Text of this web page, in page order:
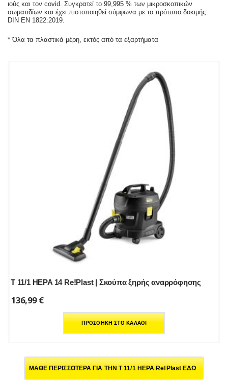
ιούς και τον covid. Συγκρατεί το 99,995 % των μικροσκοπικών
σωματιδίων και έχει πιστοποιηθεί σύμφωνα με το πρότυπο δοκιμής
DIN EN 1822:2019.
* Όλα τα πλαστικά μέρη, εκτός από τα εξαρτήματα
T 11/1 HEPA 14 Re!Plast | Σκούπα ξηρής αναρρόφησης
136,99€
ΠΡΟΣΘΉΚΗ ΣΤΟ ΚΑΛΆΘΙ
ΜΑΘΕ ΠΕΡΙΣΣΟΤΕΡΑ ΓΙΑ ΤΗΝ T 11/1 HEPA Re!Plast ΕΔΩ